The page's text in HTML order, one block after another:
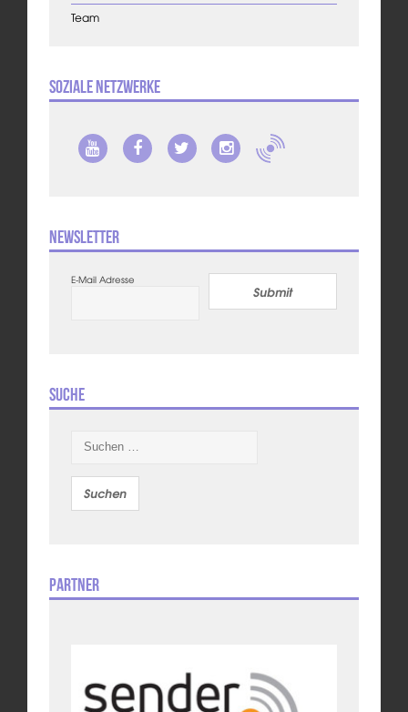
Team
Soziale Netzwerke
Newsletter
E-Mail Adresse
Submit
Suche
nach:
Partner